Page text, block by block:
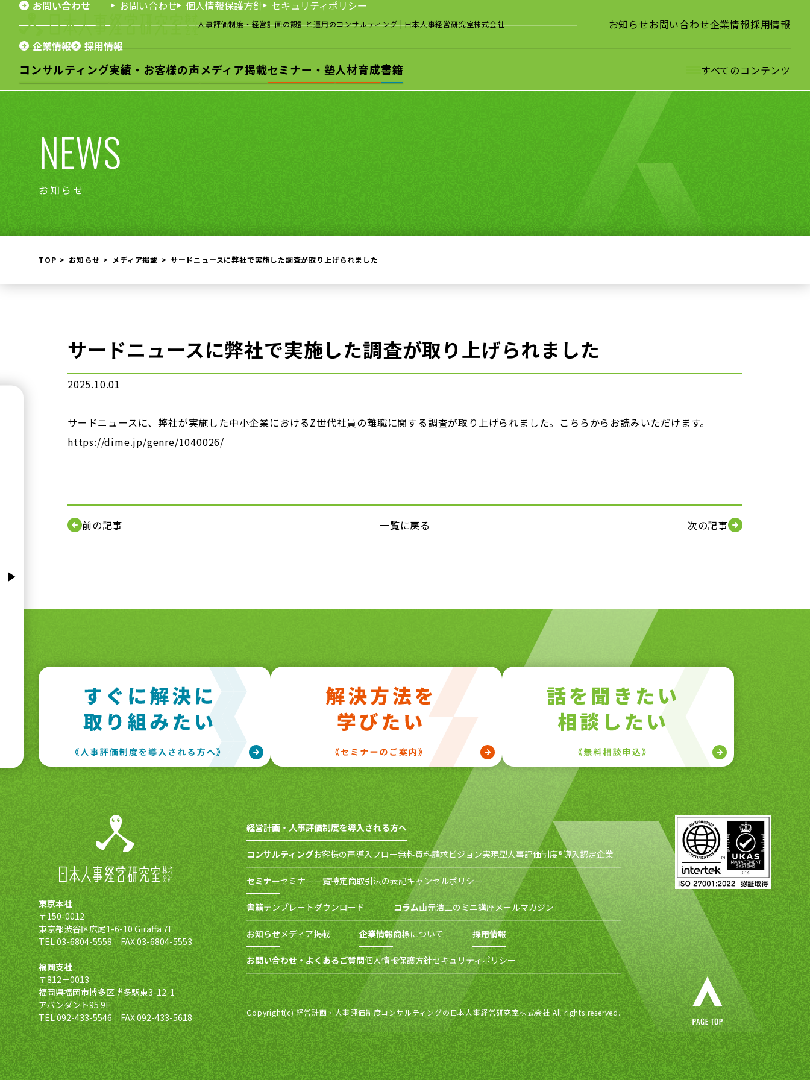
人事評価制度・経営計画の設計と運用のコンサルティング| 日本人事経営研究室株式会社 お知らせお問い合わせ企業情報採用情報
コンサルティング実績・お客様の声メディア掲載セミナー・塾人材育成書籍 すべてのコンテンツ
お問い合わせ お問い合わせ 個人情報保護方針 セキュリティポリシー
企業情報 採用情報
NEWS
お知らせ
TOP お知らせ メディア掲載 サードニュースに弊社で実施した調査が取り上げられました
サードニュースに弊社で実施した調査が取り上げられました
2025.10.01
サードニュースに、弊社が実施した中小企業におけるZ世代社員の離職に関する調査が取り上げられました。こちらからお読みいただけます。
https://dime.jp/genre/1040026/
前の記事 一覧に戻る 次の記事
東京本社
〒150-0012
東京都渋谷区広尾1-6-10 Giraffa 7F
TEL 03-6804-5558 FAX 03-6804-5553
福岡支社
〒812－0013
福岡県福岡市博多区博多駅東3-12-1
アバンダント95 9F
TEL 092-433-5546 FAX 092-433-5618
経営計画・人事評価制度を導入される方へ
コンサルティングお客様の声導入フロー無料資料請求ビジョン実現型人事評価制度®導入認定企業
セミナーセミナー一覧特定商取引法の表記キャンセルポリシー
書籍テンプレートダウンロード コラム山元浩二のミニ講座メールマガジン
お知らせメディア掲載 企業情報商標について 採用情報
お問い合わせ・よくあるご質問個人情報保護方針セキュリティポリシー
Copyright(c) 経営計画・人事評価制度コンサルティングの日本人事経営研究室株式会社 All rights reserved.